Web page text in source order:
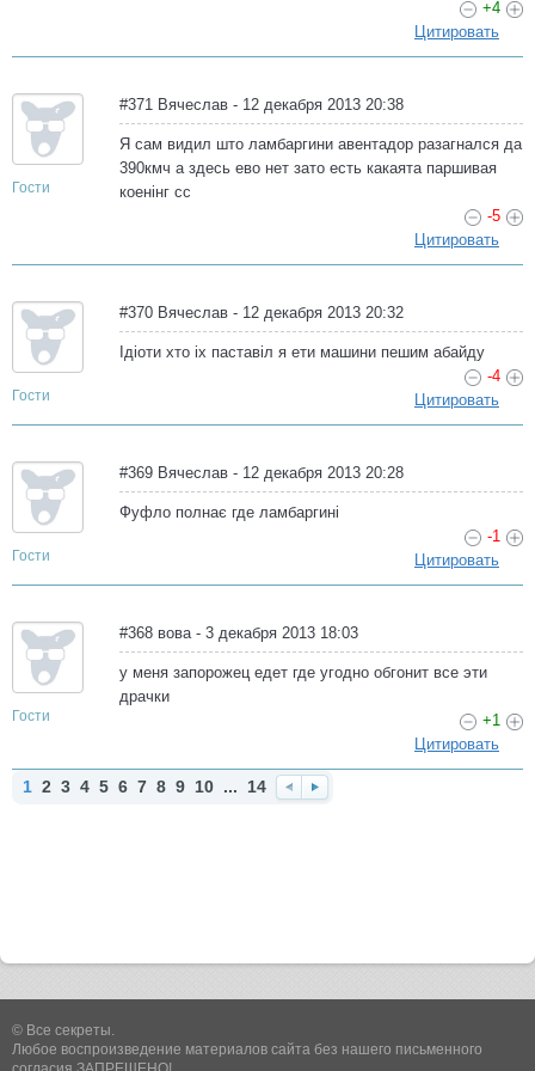
+4
Цитировать
Гости
#371 Вячеслав - 12 декабря 2013 20:38
Я сам видил што ламбаргини авентадор разагнался да
390кмч а здесь ево нет зато есть какаята паршивая
коенінг сс
-5
Цитировать
Гости
#370 Вячеслав - 12 декабря 2013 20:32
Ідіоти хто іх паставіл я ети машини пешим абайду
-4
Цитировать
Гости
#369 Вячеслав - 12 декабря 2013 20:28
Фуфло полнає где ламбаргині
-1
Цитировать
Гости
#368 вова - 3 декабря 2013 18:03
у меня запорожец едет где угодно обгонит все эти
драчки
+1
Цитировать
1 2 3 4 5 6 7 8 9 10 ...
14
© Все секреты.
Любое воспроизведение материалов сайта без нашего письменного